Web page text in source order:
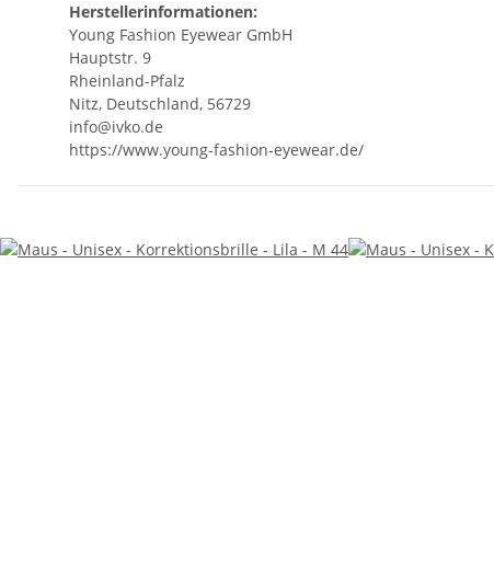
Herstellerinformationen:
Young Fashion Eyewear GmbH
Hauptstr. 9
Rheinland-Pfalz
Nitz, Deutschland, 56729
info@ivko.de
https://www.young-fashion-eyewear.de/